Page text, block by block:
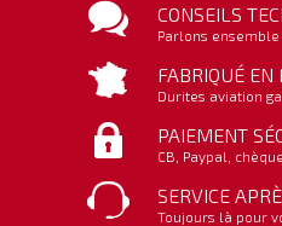
CONSEILS
Parlons
FABRIQUÉ EN
Durites aviation
PAIEMENT
CB, Paypal,
SERVICE
Toujours là pour